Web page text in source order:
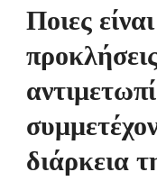
Ποιες
διάρκεια